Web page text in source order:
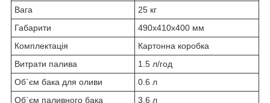
Вага
25 кг
Габарити
490x410x400 мм
Комплектація
Картонна коробка
Витрати палива
1.5 л/год
Об`єм бака для оливи
0.6 л
Об`єм паливного бака
3.6 л